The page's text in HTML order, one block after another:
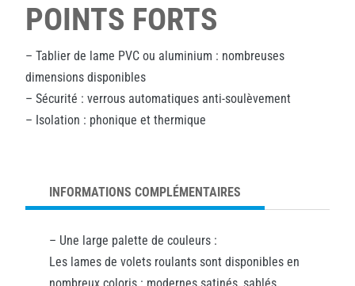
POINTS FORTS
– Tablier de lame PVC ou aluminium : nombreuses
dimensions disponibles
– Sécurité : verrous automatiques anti-soulèvement
– Isolation : phonique et thermique
INFORMATIONS COMPLÉMENTAIRES
– Une large palette de couleurs :
Les lames de volets roulants sont disponibles en